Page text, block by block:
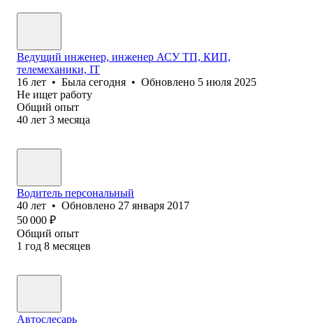
Ведущий инженер, инженер АСУ ТП, КИП,
телемеханики, IT
16 лет • Была сегодня • Обновлено 5 июля 2025
Не ищет работу
Общий опыт
40 лет 3 месяца
Водитель персональный
40 лет • Обновлено 27 января 2017
50 000 ₽
Общий опыт
1 год 8 месяцев
Автослесарь